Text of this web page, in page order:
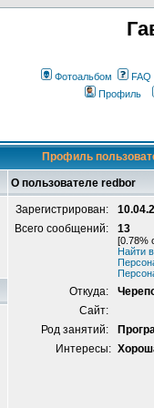
Фотоальбом FAQ
Профиль
Профиль
О пользователе redbor
Зарегистрирован:
Всего сообщений:
13
[0.78%
Найти
Откуда:
Сайт:
Род занятий:
Интересы: